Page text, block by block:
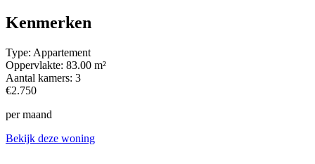
Kenmerken
Type: Appartement
Oppervlakte: 83.00 m²
Aantal kamers: 3
€2.750
per maand
Bekijk deze woning